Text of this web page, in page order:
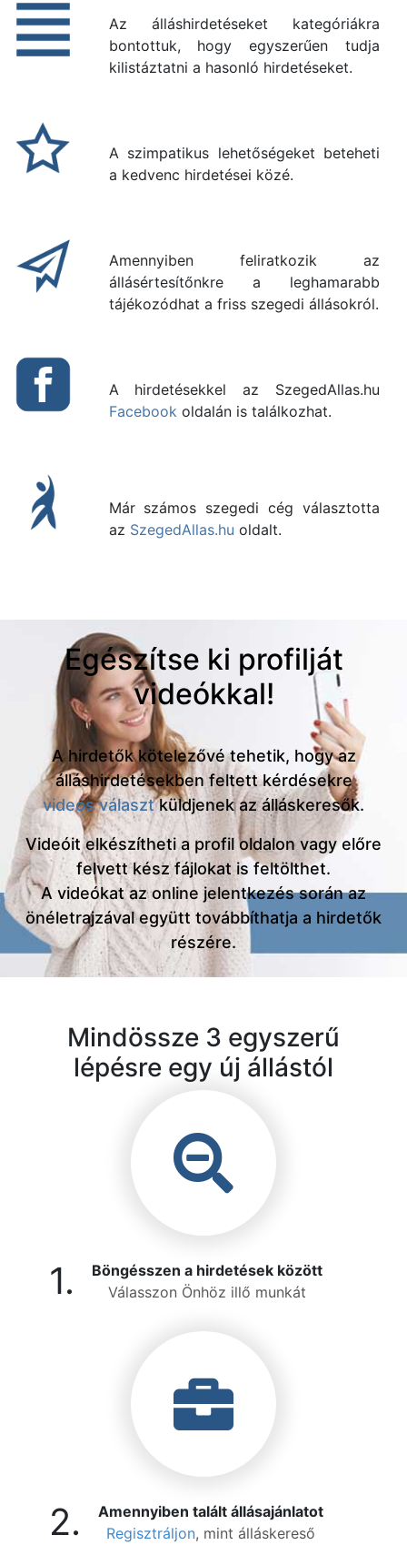
Az álláshirdetéseket kategóriákra
bontottuk, hogy egyszerűen tudja
kilistáztatni a hasonló hirdetéseket.
A szimpatikus lehetőségeket beteheti
a kedvenc hirdetései közé.
Amennyiben feliratkozik az
állásértesítőnkre a leghamarabb
tájékozódhat a friss szegedi állásokról.
A hirdetésekkel az SzegedAllas.hu
Facebookoldalán is találkozhat.
Már számos szegedi cég választotta
az SzegedAllas.hu oldalt.
Egészítse ki profilját
videókkal!
A hirdetők kötelezővé tehetik, hogy az
álláshirdetésekben feltett kérdésekre
videós választküldjenek az álláskeresők.
Videóit elkészítheti a profil oldalon vagy előre
felvett kész fájlokat is feltölthet.
A videókat az online jelentkezés során az
önéletrajzával együtt továbbíthatja a hirdetők
részére.
Mindössze 3 egyszerű
lépésre egy új állástól
1.
Böngésszen a hirdetések között
Válasszon Önhöz illő munkát
2.
Amennyiben talált állásajánlatot
Regisztráljon, mint álláskereső